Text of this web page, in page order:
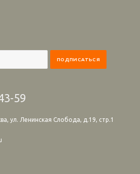
59
ул. Ленинская Слобода, д.19, стр.1